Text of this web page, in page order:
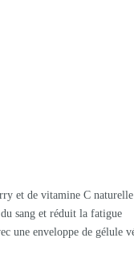
et de vitamine C
sang et réduit la fatigue
une enveloppe de gélule